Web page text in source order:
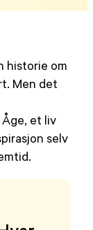
historie om
Men det
et liv
selv